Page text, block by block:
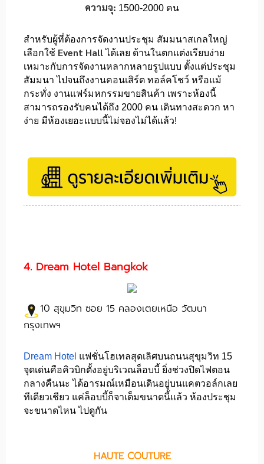
ความจุ: 1500-2000 คน
สำหรับผู้ที่ต้องการจัดงานประชุม สัมมนาสเกลใหญ่
เลือกใช้ Event Hallได้เลย ด้านในตกแต่งเรียบง่าย
เหมาะกับการจัดงานหลากหลายรูปแบบ ตั้งแต่ประชุม
สัมมนา ไปจนถึงงานคอนเสิร์ต ทอล์คโชว์ หรือแม้
กระทั่ง งานแฟร์มหกรรมขายสินค้า เพราะห้องนี้
สามารถรองรับคนได้ถึง 2000 คน เดินทางสะดวก หา
ง่าย มีห้องเยอะแบบนี้ไม่จองไม่ได้แล้ว!
4. Dream Hotel Bangkok
10 สุขุมวิท ซอย 15 คลองเตยเหนือ วัฒนา
กรุงเทพฯ
Dream Hotel แฟชั่นโฮเทลสุดเลิศบนถนนสุขุมวิท 15
จุดเด่นคือคิวบิกตั้งอยู่บริเวณล็อบบี้ ยิ่งช่วงปิดไฟตอน
กลางคืนนะ ได้อารมณ์เหมือนเดินอยู่บนแคตวอล์กเลย
ทีเดียวเชียว แค่ล็อบบี้ก็จาเต็มขนาดนี้แล้ว ห้องประชุม
จะขนาดไหน ไปดูกัน
HAUTE COUTURE